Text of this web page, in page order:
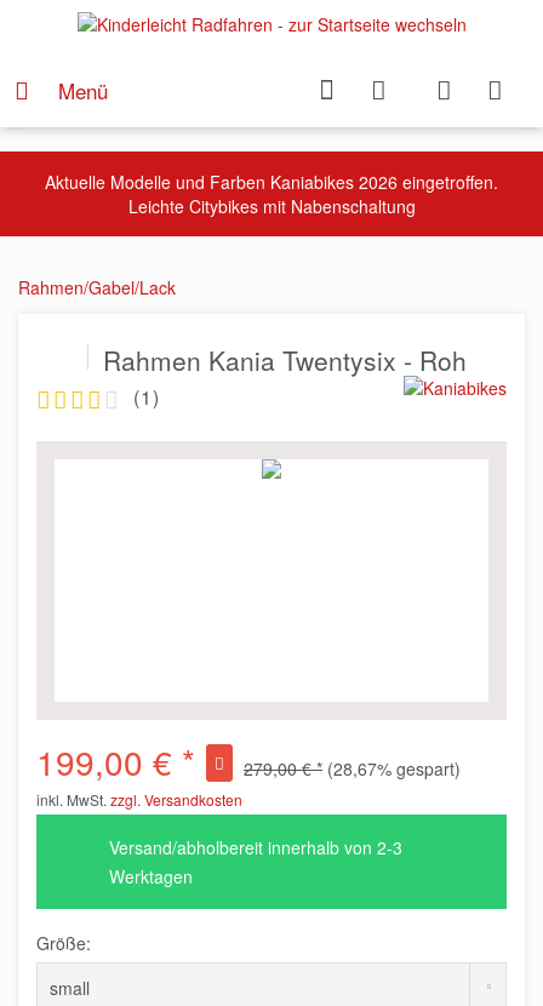
Menü
Aktuelle Modelle und Farben Kaniabikes 2026 eingetroffen.
Leichte Citybikes mit Nabenschaltung
Rahmen/Gabel/Lack
Rahmen Kania Twentysix - Roh
(1)
199,00 € * 279,00 € * (28,67% gespart)
inkl. MwSt. zzgl. Versandkosten
Versand/abholbereit innerhalb von 2-3
Werktagen
Größe: